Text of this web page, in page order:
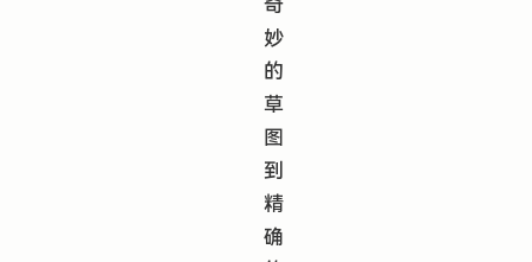
奇
妙
的
草
图
到
精
确